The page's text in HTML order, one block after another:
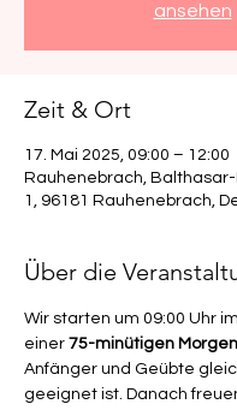
ansehen
Zeit & Ort
17. Mai 2025, 09:00 – 12:00
Rauhenebrach,
1, 96181 Rauhenebrach,
Über die
Wir starten um 09:00 Uhr
einer 75-minütigen
Anfänger und Geübte
geeignet ist. Danach